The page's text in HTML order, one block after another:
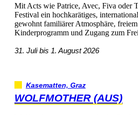
31.Julibis1.August2026
Kasematten,Graz
WOLFMOTHER(AUS)